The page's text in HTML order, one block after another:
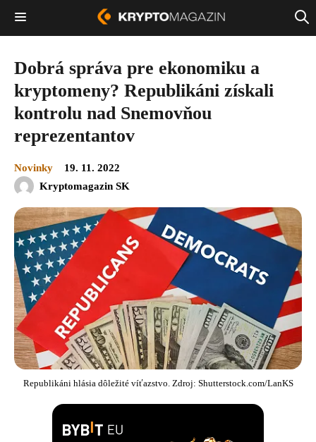
Dobrá správa pre ekonomiku a
kryptomeny? Republikáni získali
kontrolu nad Snemovňou
reprezentantov
Novinky
19. 11. 2022
Kryptomagazin SK
Republikáni hlásia dôležité víťazstvo. Zdroj: Shutterstock.com/LanKS